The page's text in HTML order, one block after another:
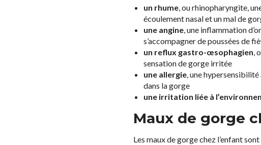
un rhume, ou rhinopharyngite,
écoulement nasal et un mal de
une angine, une inflammation
s’accompagner de poussées de
un reflux gastro-œsophagien,
sensation de gorge irritée
une allergie, une
dans la gorge
une irritation liée à
Maux de gorge
Les maux de gorge chez l’enfant sont